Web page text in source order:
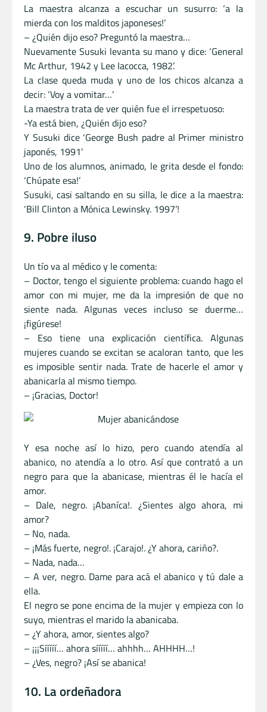
La maestra alcanza a escuchar un susurro: ‘a la
mierda con los malditos japoneses!’
– ¿Quién dijo eso? Preguntó la maestra…
Nuevamente Susuki levanta su mano y dice: ‘General
Mc Arthur, 1942 y Lee Iacocca, 1982’.
La clase queda muda y uno de los chicos alcanza a
decir: ‘Voy a vomitar…’
La maestra trata de ver quién fue el irrespetuoso:
-Ya está bien, ¿Quién dijo eso?
Y Susuki dice ‘George Bush padre al Primer ministro
japonés, 1991’
Uno de los alumnos, animado, le grita desde el fondo:
‘Chúpate esa!’
Susuki, casi saltando en su silla, le dice a la maestra:
‘Bill Clinton a Mónica Lewinsky. 1997’!
9. Pobre iluso
Un tío va al médico y le comenta:
– Doctor, tengo el siguiente problema: cuando hago el
amor con mi mujer, me da la impresión de que no
siente nada. Algunas veces incluso se duerme…
¡figúrese!
– Eso tiene una explicación científica. Algunas
mujeres cuando se excitan se acaloran tanto, que les
es imposible sentir nada. Trate de hacerle el amor y
abanicarla al mismo tiempo.
– ¡Gracias, Doctor!
Y esa noche así lo hizo, pero cuando atendía al
abanico, no atendía a lo otro. Así que contrató a un
negro para que la abanicase, mientras él le hacía el
amor.
– Dale, negro. ¡Abaníca!. ¿Sientes algo ahora, mi
amor?
– No, nada.
– ¡Más fuerte, negro!. ¡Carajo!. ¿Y ahora, cariño?.
– Nada, nada…
– A ver, negro. Dame para acá el abanico y tú dale a
ella.
El negro se pone encima de la mujer y empieza con lo
suyo, mientras el marido la abanicaba.
– ¿Y ahora, amor, sientes algo?
– ¡¡¡Sííííí… ahora sííííí… ahhhh… AHHHH…!
– ¿Ves, negro? ¡Así se abanica!
10. La ordeñadora